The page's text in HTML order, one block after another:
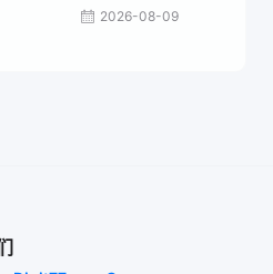
2026-08-09